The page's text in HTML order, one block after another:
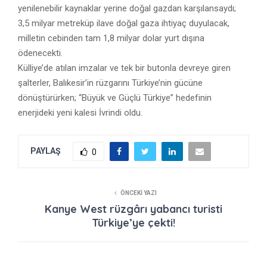
yenilenebilir kaynaklar yerine doğal gazdan karşılansaydı;
3,5 milyar metreküp ilave doğal gaza ihtiyaç duyulacak,
milletin cebinden tam 1,8 milyar dolar yurt dışına
ödenecekti.
Külliye’de atılan imzalar ve tek bir butonla devreye giren
şalterler, Balıkesir’in rüzgarını Türkiye’nin gücüne
dönüştürürken; “Büyük ve Güçlü Türkiye” hedefinin
enerjideki yeni kalesi İvrindi oldu.
PAYLAŞ 0
ÖNCEKI YAZI
Kanye West rüzgârı yabancı turisti
Türkiye’ye çekti!